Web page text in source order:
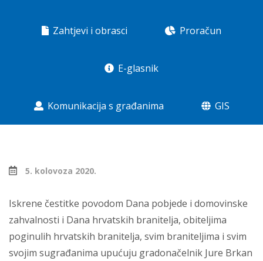
Zahtjevi i obrasci Proračun
E-glasnik
Komunikacija s građanima GIS
5. kolovoza 2020.
Iskrene čestitke povodom Dana pobjede i domovinske
zahvalnosti i Dana hrvatskih branitelja, obiteljima
poginulih hrvatskih branitelja, svim braniteljima i svim
svojim sugrađanima upućuju gradonačelnik Jure Brkan